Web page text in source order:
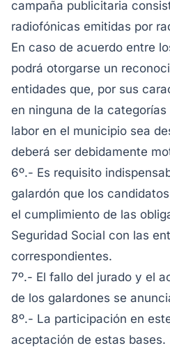
campaña publicitaria
radiofónicas emitidas por
En caso de acuerdo entre
podrá otorgarse un
entidades que, por sus
en ninguna de la
labor en el municipio sea
deberá ser debidamente
6º.- Es requisito
galardón que los
el cumplimiento de las
Seguridad Social con las
correspondientes.
7º.- El fallo del jurado y el
de los galardones se
8º.- La participación en
aceptación de estas bases.